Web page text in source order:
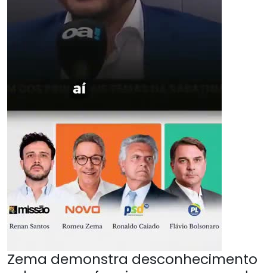
Zema demonstra desconhecimento